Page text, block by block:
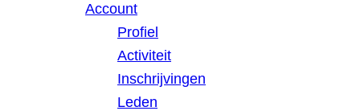
Account
Profiel
Activiteit
Inschrijvingen
Leden